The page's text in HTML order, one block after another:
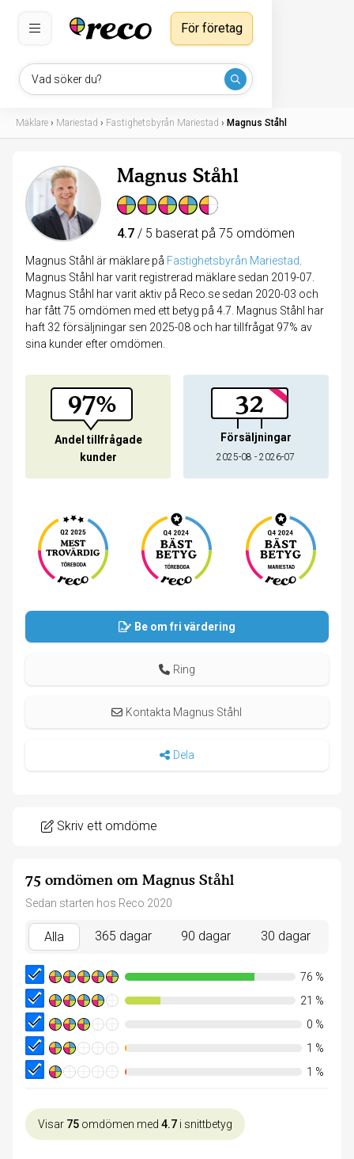
Vad söker du?
För företag
Mäklare › Mariestad › Fastighetsbyrån Mariestad › Magnus Ståhl
Magnus Ståhl
4.7 / 5 baserat på 75 omdömen
Magnus Ståhl är mäklare på Fastighetsbyrån Mariestad
Magnus Ståhl har varit registrerad mäklare sedan 2019-07.
Magnus Ståhl har varit aktiv på Reco.se sedan 2020-03 och
har fått 75 omdömen med ett betyg på 4.7. Magnus Ståhl har
haft 32 försäljningar sen 2025-08 och har tillfrågat 97% av
sina kunder efter omdömen.
97%
Andel tillfrågade
kunder
32
Försäljningar
2025-08 - 2026-07
Be om fri värdering
Ring
Kontakta Magnus Ståhl
Dela
Skriv ett omdöme
75 omdömen om Magnus Ståhl
Sedan starten hos Reco 2020
Alla 365 dagar 90 dagar 30 dagar
76 %
21 %
0 %
1 %
1 %
Visar 75 omdömen med 4.7 i snittbetyg